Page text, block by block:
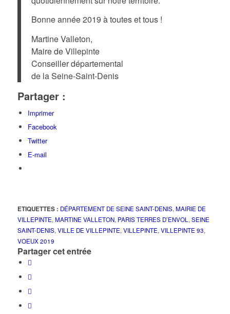
Bonne année 2019 à toutes et tous !
Martine Valleton,
Maire de Villepinte
Conseiller départemental
de la Seine-Saint-Denis
Partager :
Imprimer
Facebook
Twitter
E-mail
ETIQUETTES : DÉPARTEMENT DE SEINE SAINT-DENIS, MAIRIE DE
VILLEPINTE, MARTINE VALLETON, PARIS TERRES D’ENVOL , SEINE
SAINT-DENIS, VILLE DE VILLEPINTE, VILLEPINTE, VILLEPINTE 93,
VOEUX 2019
Partager cet entrée